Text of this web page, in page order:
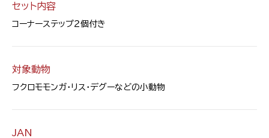
セット内容
コーナーステップ２個付き
対象動物
フクロモモンガ・リス・デグーなどの小動物
JAN